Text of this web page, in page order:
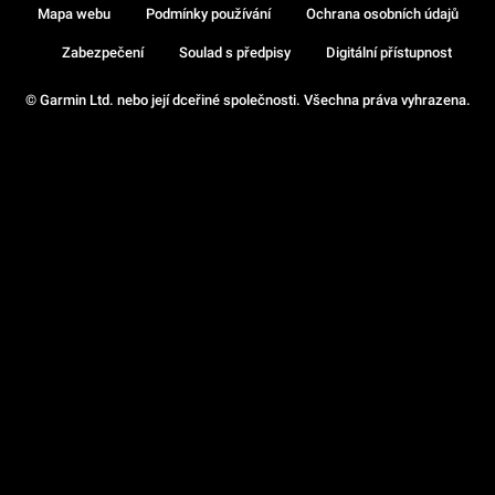
© Garmin Ltd. nebo její dceřiné společnosti. Všechna práva vyhrazena.
Mapa webu Podmínky používání Ochrana osobních údajů
Zabezpečení Soulad s předpisy Digitální přístupnost